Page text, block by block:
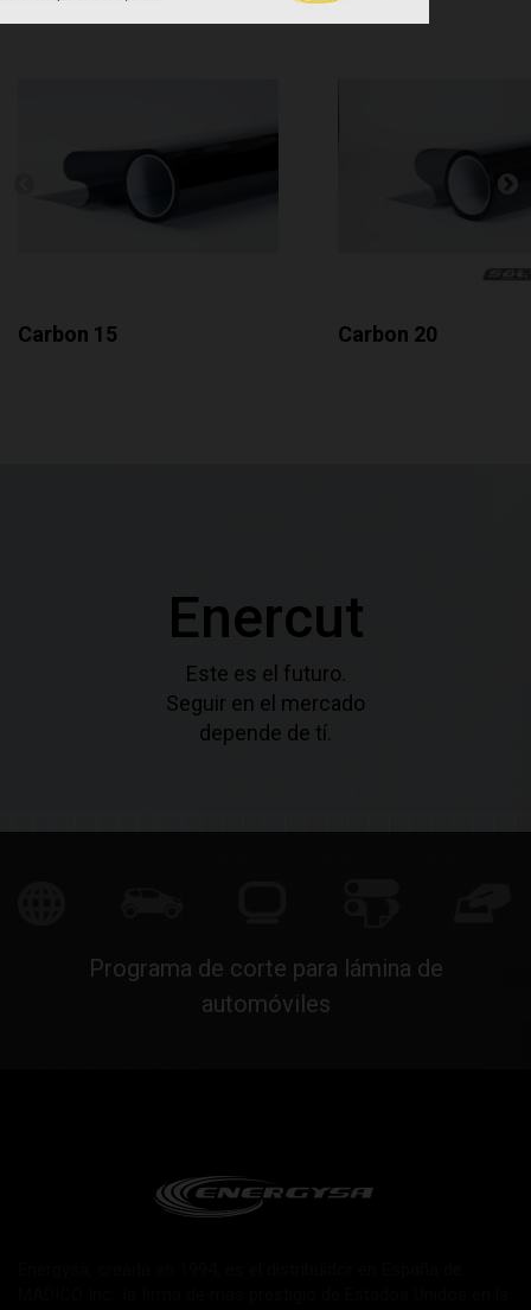
Carbon 15 Carbon 20
Enercut
Este es el futuro.
Seguir en el mercado
depende de tí.
Programa de corte para lámina de
automóviles